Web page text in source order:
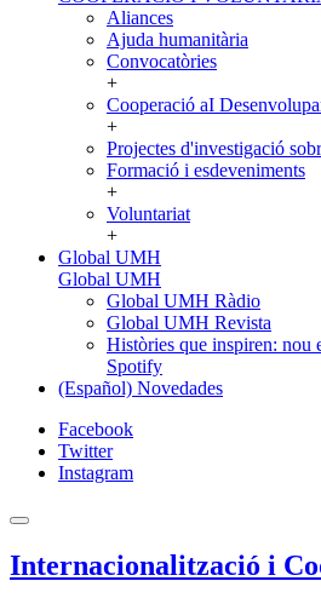
Aliances
Ajuda humanitària
Convocatòries
+
Cooperació aI
+
Projectes d'investigació
Formació i esdeveniments
+
Voluntariat
+
Global UMH
Global UMH
Global UMH Ràdio
Global UMH Revista
Històries que inspiren: nou
Spotify
(Español) Novedades
Facebook
Twitter
Instagram
Internacionalització i